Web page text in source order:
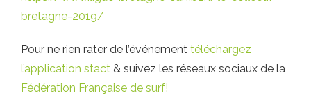
bretagne-2019/
Pour ne rien rater de l’événement téléchargez
l’application stact & suivez les réseaux sociaux de la
Fédération Française de surf!